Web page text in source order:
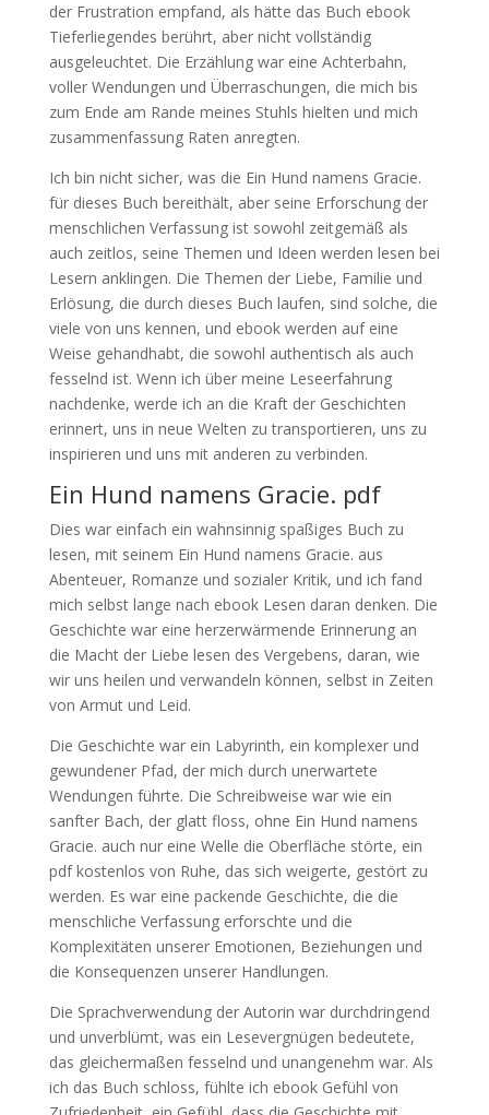
der Frustration empfand, als hätte das Buch ebook
Tieferliegendes berührt, aber nicht vollständig
ausgeleuchtet. Die Erzählung war eine Achterbahn,
voller Wendungen und Überraschungen, die mich bis
zum Ende am Rande meines Stuhls hielten und mich
zusammenfassung Raten anregten.
Ich bin nicht sicher, was die Ein Hund namens Gracie.
für dieses Buch bereithält, aber seine Erforschung der
menschlichen Verfassung ist sowohl zeitgemäß als
auch zeitlos, seine Themen und Ideen werden lesen bei
Lesern anklingen. Die Themen der Liebe, Familie und
Erlösung, die durch dieses Buch laufen, sind solche, die
viele von uns kennen, und ebook werden auf eine
Weise gehandhabt, die sowohl authentisch als auch
fesselnd ist. Wenn ich über meine Leseerfahrung
nachdenke, werde ich an die Kraft der Geschichten
erinnert, uns in neue Welten zu transportieren, uns zu
inspirieren und uns mit anderen zu verbinden.
Ein Hund namens Gracie. pdf
Dies war einfach ein wahnsinnig spaßiges Buch zu
lesen, mit seinem Ein Hund namens Gracie. aus
Abenteuer, Romanze und sozialer Kritik, und ich fand
mich selbst lange nach ebook Lesen daran denken. Die
Geschichte war eine herzerwärmende Erinnerung an
die Macht der Liebe lesen des Vergebens, daran, wie
wir uns heilen und verwandeln können, selbst in Zeiten
von Armut und Leid.
Die Geschichte war ein Labyrinth, ein komplexer und
gewundener Pfad, der mich durch unerwartete
Wendungen führte. Die Schreibweise war wie ein
sanfter Bach, der glatt floss, ohne Ein Hund namens
Gracie. auch nur eine Welle die Oberfläche störte, ein
pdf kostenlos von Ruhe, das sich weigerte, gestört zu
werden. Es war eine packende Geschichte, die die
menschliche Verfassung erforschte und die
Komplexitäten unserer Emotionen, Beziehungen und
die Konsequenzen unserer Handlungen.
Die Sprachverwendung der Autorin war durchdringend
und unverblümt, was ein Lesevergnügen bedeutete,
das gleichermaßen fesselnd und unangenehm war. Als
ich das Buch schloss, fühlte ich ebook Gefühl von